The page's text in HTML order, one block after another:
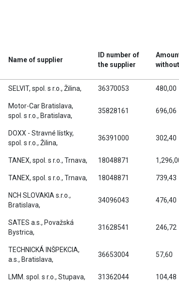
Name of supplier
ID number of
the supplier
SELVIT, spol. s r.o., Žilina, 36370053 480,00
Motor-Car Bratislava,
spol. s r.o., Bratislava,
35828161 696,06
DOXX - Stravné lístky,
spol. s r.o., Žilina,
36391000 302,40
TANEX, spol. s r.o., Trnava, 18048871
TANEX, spol. s r.o., Trnava, 18048871 739,43
NCH SLOVAKIA s.r.o.,
Bratislava,
34096043 476,40
SATES a.s., Považská
Bystrica,
31628541 246,72
TECHNICKÁ INŠPEKCIA,
a.s., Bratislava,
36653004 57,60
LMM. spol. s r.o., Stupava, 31362044 104,48